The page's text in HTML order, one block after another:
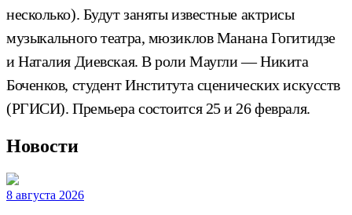
несколько). Будут заняты известные актрисы
музыкального театра, мюзиклов Манана Гогитидзе
и Наталия Диевская. В роли Маугли — Никита
Боченков, студент Института сценических искусств
(РГИСИ). Премьера состоится 25 и 26 февраля.
Новости
8 августа 2026